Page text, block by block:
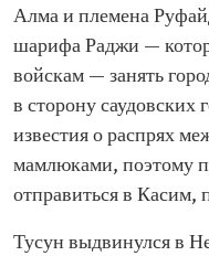
Алма и племена
шарифа Раджи —
войскам — занять
в сторону
известия о распрях
мамлюками, поэтому
отправиться в Касим,
Тусун выдвинулся в